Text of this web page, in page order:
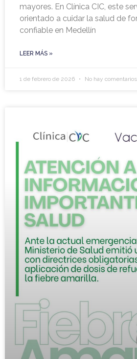
mayores. En Clínica CIC, este
orientado a cuidar la salud de
confiable en Medellín
LEER MÁS »
1 de febrero de 2026 No hay comentarios